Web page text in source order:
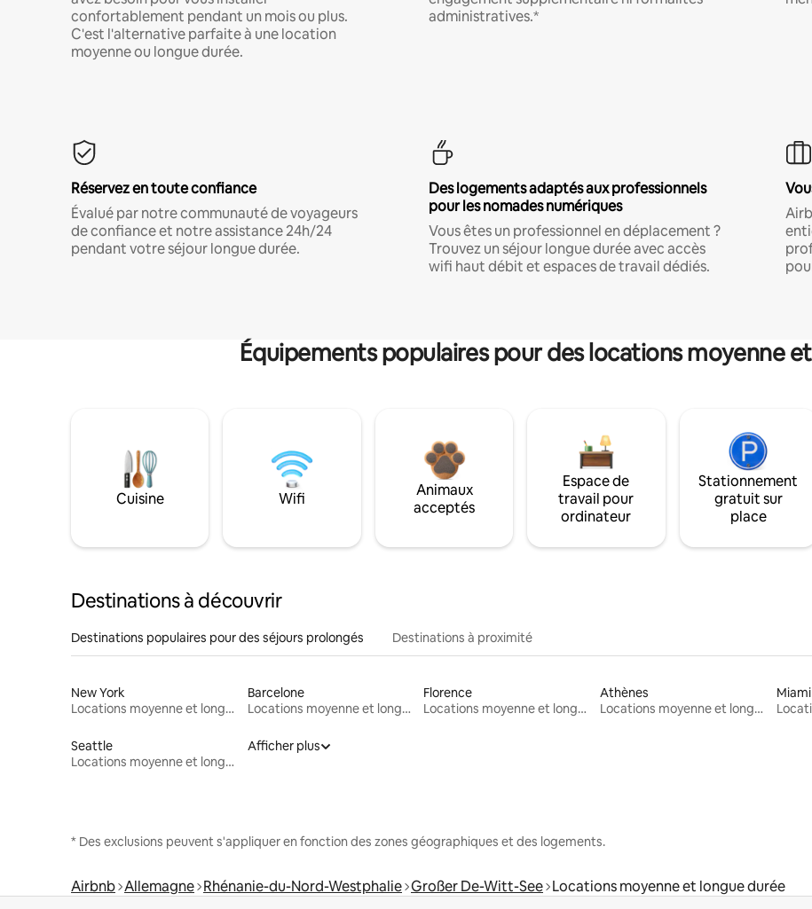
confortablement pendant un mois ou plus.
C'est l'alternative parfaite à une location
moyenne ou longue durée.
administratives.*
Réservez en toute confiance
Évalué par notre communauté de voyageurs
de confiance et notre assistance 24h/24
pendant votre séjour longue durée.
Des logements adaptés aux professionnels
pour les nomades numériques
Vous êtes un professionnel en déplacement ?
Trouvez un séjour longue durée avec accès
wifi haut débit et espaces de travail dédiés.
Équipements populaires pour des locations moyenne
Cuisine Wifi
Animaux
acceptés
Espace de
travail pour
ordinateur
Stationnement
gratuit sur
place
Destinations à découvrir
Destinations populaires pour des séjours prolongés Destinations à proximité
New York
Locations moyenne et longue durée
Barcelone
Locations moyenne et longue durée
Florence
Locations moyenne et longue durée
Athènes
Locations moyenne et longue durée
Miami
Seattle
Locations moyenne et longue durée
Afficher plus
* Des exclusions peuvent s'appliquer en fonction des zones géographiques et des logements.
Airbnb Allemagne Rhénanie-du-Nord-Westphalie Großer De-Witt-See Locations moyenne et longue durée